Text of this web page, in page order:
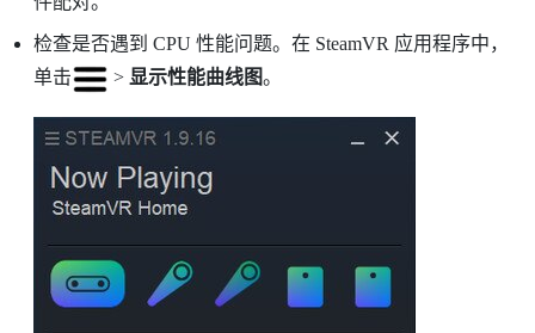
检查是否遇到 CPU 性能问题。在 SteamVR 应用程序中，
单击
> 显示性能曲线图。